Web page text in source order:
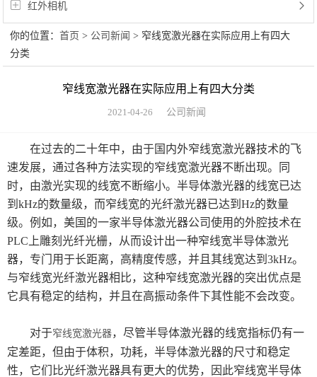
红外相机
你的位置：首页 > 公司新闻 > 窄线宽激光器在实际应用上有四大
分类
窄线宽激光器在实际应用上有四大分类
2021-04-26 公司新闻
在过去的二十年中，由于国内外窄线宽激光器技术的飞
速发展，通过各种方法实现的窄线宽激光器不断出现。同
时，由激光实现的线宽不断缩小。半导体激光器的线宽已达
到kHz的数量级，而窄线宽的光纤激光器已达到Hz的数量
级。例如，美国的一家半导体激光器公司使用的外腔技术在
PLC上雕刻光纤光栅，从而设计出一种窄线宽半导体激光
器，专门用于长距离，高精度传感，并且其线宽达到3kHz。
与窄线宽光纤激光器相比，这种窄线宽激光器的突出优点是
它具有稳定的结构，并且在高振动条件下其性能不会改变。
对于窄线宽激光器，尽管半导体激光器的线宽指标仍有一
定差距，但由于体积，功耗，半导体激光器的尺寸和稳定
性，它们比光纤激光器具有更大的优势，因此窄线宽半导体